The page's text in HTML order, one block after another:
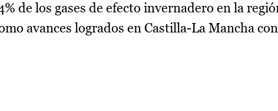
de los gases de efecto invernadero en la
avances logrados en Castilla-La Mancha